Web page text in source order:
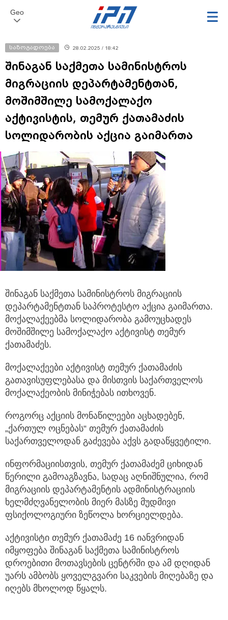
Geo
საზოგადოება 28.02.2025 / 18:42
შინაგან საქმეთა სამინისტროს
მიგრაციის დეპარტამენტთან,
მოშიმშილე სამოქალაქო
აქტივისტის, თემურ ქათამაძის
სოლიდარობის აქცია გაიმართა
შინაგან საქმეთა სამინისტროს მიგრაციის
დეპარტამენტთან საპროტესტო აქცია გაიმართა.
მოქალაქეებმა სოლიდარობა გამოუცხადეს
მოშიმშილე სამოქალაქო აქტივისტ თემურ
ქათამაძეს.
მოქალაქეები აქტივისტ თემურ ქათამაძის
გათავისუფლებასა და მისთვის საქართველოს
მოქალაქეობის მინიჭებას ითხოვენ.
როგორც აქციის მონაწილეები აცხადებენ,
„ქართულ ოცნებას“ თემურ ქათამაძის
საქართველოდან გაძევება აქვს გადაწყვეტილი.
ინფორმაციისთვის, თემურ ქათამაძემ ციხიდან
წერილი გამოაგზავნა, სადაც აღნიშნულია, რომ
მიგრაციის დეპარტამენტის ადმინისტრაციის
ხელმძღვანელობის მიერ მასზე მუდმივი
ფსიქოლოგიური ზეწოლა ხორციელდება.
აქტივისტი თემურ ქათამაძე 16 იანვრიდან
იმყოფება შინაგან საქმეთა სამინისტროს
დროებითი მოთავსების ცენტრში და ამ დღიდან
უარს ამბობს ყოველგვარი საკვების მიღებაზე და
იღებს მხოლოდ წყალს.